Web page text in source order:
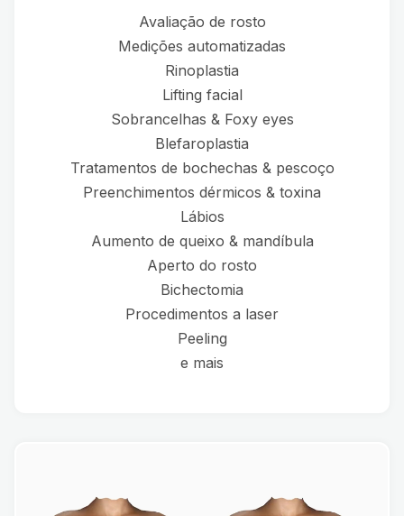
Avaliação de rosto
Medições automatizadas
Rinoplastia
Lifting facial
Sobrancelhas & Foxy eyes
Blefaroplastia
Tratamentos de bochechas & pescoço
Preenchimentos dérmicos & toxina
Lábios
Aumento de queixo & mandíbula
Aperto do rosto
Bichectomia
Procedimentos a laser
Peeling
e mais